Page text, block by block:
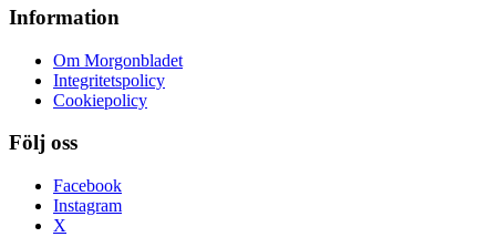
Information
Om Morgonbladet
Integritetspolicy
Cookiepolicy
Följ oss
Facebook
Instagram
X